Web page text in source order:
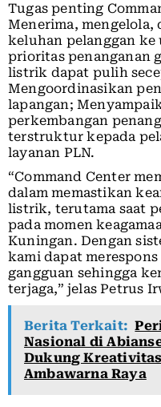
Tugas penting
Menerima, mengelola,
keluhan pelanggan
prioritas penanganan
listrik dapat pulih
Mengoordinasikan
lapangan;
perkembangan
terstruktur kepada
layanan PLN.
“Command Center
dalam memastikan
listrik, terutama saat
pada momen
Kuningan. Dengan
kami dapat
gangguan sehingga
terjaga,” jelas Petrus
Berita Terkait:
Nasional di
Dukung
Ambawarna Raya